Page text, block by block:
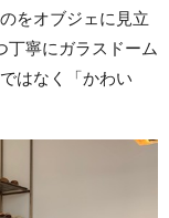
をオブジェに見立
丁寧にガラスドーム
はなく「かわい